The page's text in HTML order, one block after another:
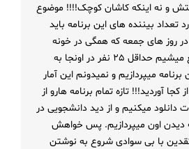
و نه اینکه کاشان کوچک!!!! موضوع
تعداد بیننده های این برنامه باید
روز های جمعه که همگی در خونه
مادری جمع میشیم حداقل ۲۵ نفر در اونجا به
میپردازیم و نمیدونم این آمار
از کجا آوردید!!! تازه تمام برنامه هارو از
دانلود میکنیم و از دید دانشجویی در
دیدن اون میپردازیم. پس خواهش
با بی سوادی شروع به نوشتن